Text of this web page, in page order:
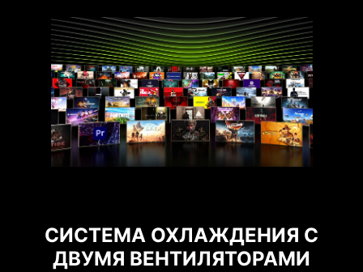
СИСТЕМА ОХЛАЖДЕНИЯ С
ДВУМЯ ВЕНТИЛЯТОРАМИ